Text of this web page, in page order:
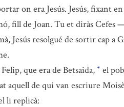
on era Jesús. Jesús, fixant
fill de Joan. Tu et diràs Cefes
Jesús resolgué de sortir cap a
que era de Betsaida, * el
de qui van escriure
li replicà: